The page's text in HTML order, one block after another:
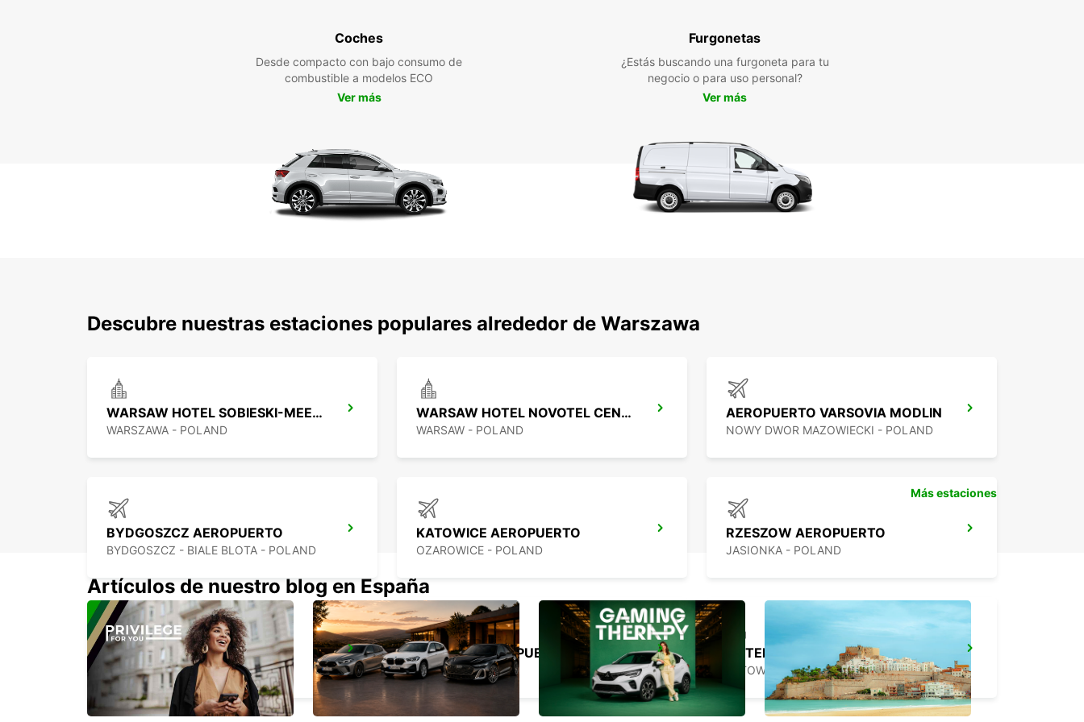
Coches
Desde compacto con bajo consumo de
combustible a modelos ECO
Ver más
Furgonetas
¿Estás buscando una furgoneta para tu
negocio o para uso personal?
Ver más
Descubre nuestras estaciones populares alrededor de Warszawa
WARSAW HOTEL SOBIESKI-MEETING POINT
WARSZAWA - POLAND
WARSAW HOTEL NOVOTEL CENTRUM MPOINT
WARSAW - POLAND
AEROPUERTO VARSOVIA MODLIN
NOWY DWOR MAZOWIECKI - POLAND
BYDGOSZCZ AEROPUERTO
BYDGOSZCZ - BIALE BLOTA - POLAND
KATOWICE AEROPUERTO
OZAROWICE - POLAND
RZESZOW AEROPUERTO
JASIONKA - POLAND
KRAKOW CIUDAD
KRAKOW - POLAND
KRAKOW AEROPUERTO
BALICE - POLAND
HOTEL VIENNA HOUSE
KATOWICE - POLAND
Más estaciones
Artículos de nuestro blog en España